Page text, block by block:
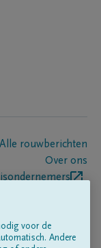
Alle rouwberichten
Over ons
voor de
Andere